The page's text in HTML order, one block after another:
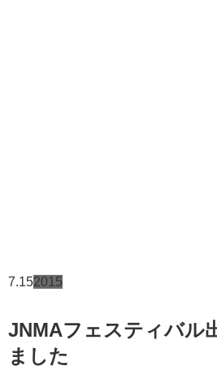
7.152015
JNMAフェスティバル
ました